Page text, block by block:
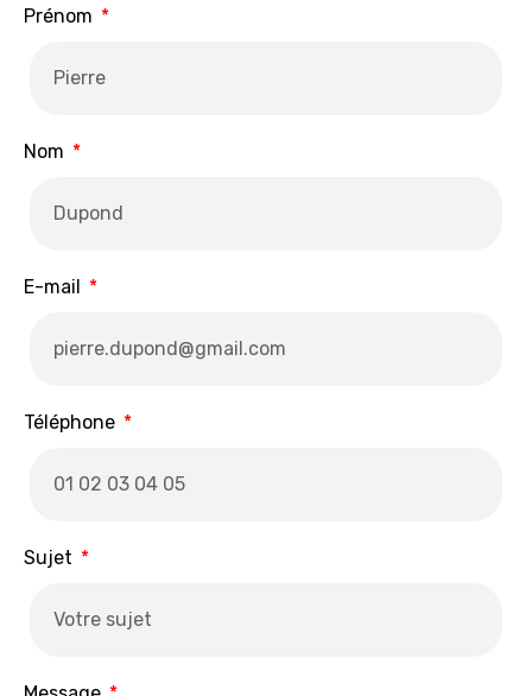
Prénom
Nom
E-mail
Téléphone
Sujet